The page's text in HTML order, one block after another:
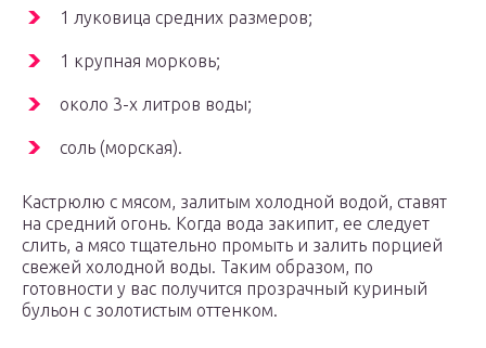
1 луковица средних размеров;
1 крупная морковь;
около 3-х литров воды;
соль (морская).
Кастрюлю с мясом, залитым холодной водой, ставят
на средний огонь. Когда вода закипит, ее следует
слить, а мясо тщательно промыть и залить порцией
свежей холодной воды. Таким образом, по
готовности у вас получится прозрачный куриный
бульон с золотистым оттенком.